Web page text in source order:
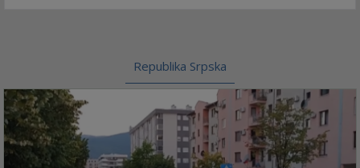
Republika Srpska